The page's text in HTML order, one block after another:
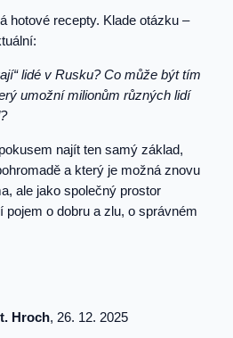
hotové recepty. Klade otázku –
lidé v Rusku? Co může být tím
umožní milionům různých lidí
najít ten samý základ,
a který je možná znovu
ale jako společný prostor
pojem o dobru a zlu, o správném
Hroch, 26. 12. 2025